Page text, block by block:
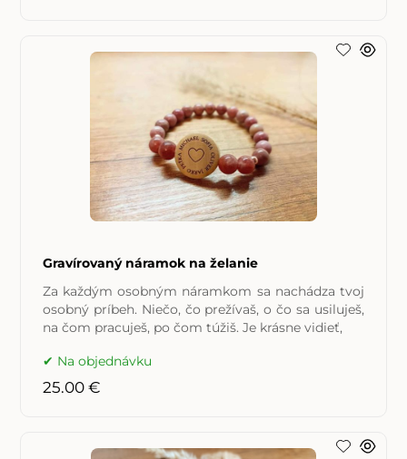
Gravírovaný náramok na želanie
Za každým osobným náramkom sa nachádza tvoj
osobný príbeh. Niečo, čo prežívaš, o čo sa usiluješ,
na čom pracuješ, po čom túžiš. Je krásne vidieť,
Na objednávku
25.00 €